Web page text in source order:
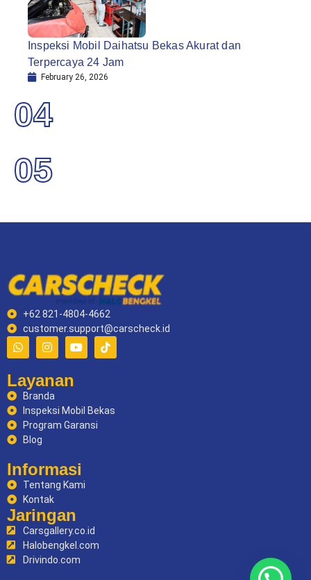
Inspeksi Mobil Daihatsu Bekas Akurat dan
Terpercaya 24 Jam
February 26, 2026
04
05
+62 821-4804-4662
customer.support@carscheck.id
Layanan
Branda
Inspeksi Mobil Bekas
Program Garansi
Blog
Informasi
Tentang Kami
Kontak
Jaringan
Carsgallery.co.id
Halobengkel.com
Drivindo.com